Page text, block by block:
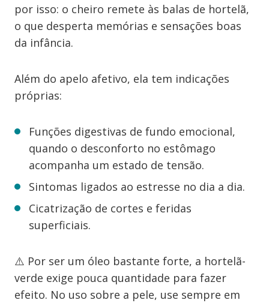
por isso: o cheiro remete às balas de hortelã,
o que desperta memórias e sensações boas
da infância.
Além do apelo afetivo, ela tem indicações
próprias:
Funções digestivas de fundo emocional,
quando o desconforto no estômago
acompanha um estado de tensão.
Sintomas ligados ao estresse no dia a dia.
Cicatrização de cortes e feridas
superficiais.
⚠️ Por ser um óleo bastante forte, a hortelã-
verde exige pouca quantidade para fazer
efeito. No uso sobre a pele, use sempre em